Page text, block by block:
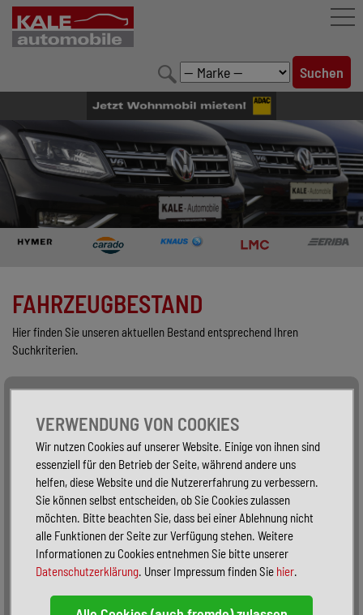
FAHRZEUGBESTAND
LEISTUNGEN
KONFIGURATOR
MARKENWELT
UNTERNEHMEN
FAHRZEUGBESTAND
Hier finden Sie unseren aktuellen Bestand entsprechend Ihren
Suchkriterien.
Alle Fahrzeuge
VERWENDUNG VON COOKIES
Wir nutzen Cookies auf unserer Website. Einige von ihnen sind
essenziell für den Betrieb der Seite, während andere uns
helfen, diese Website und die Nutzererfahrung zu verbessern.
Sie können selbst entscheiden, ob Sie Cookies zulassen
möchten. Bitte beachten Sie, dass bei einer Ablehnung nicht
alle Funktionen der Seite zur Verfügung stehen. Weitere
Informationen zu Cookies entnehmen Sie bitte unserer
Datenschutzerklärung. Unser Impressum finden Sie hier.